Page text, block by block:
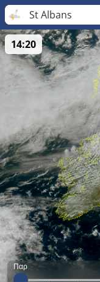
St Albans
Παρ
14:20